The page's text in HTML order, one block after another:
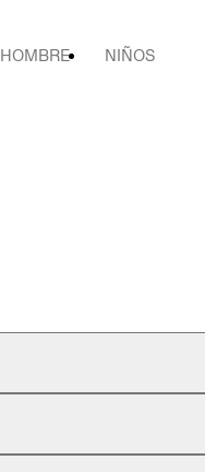
HOMBRE NIÑOS